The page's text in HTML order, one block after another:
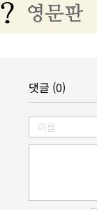
댓글 (0)